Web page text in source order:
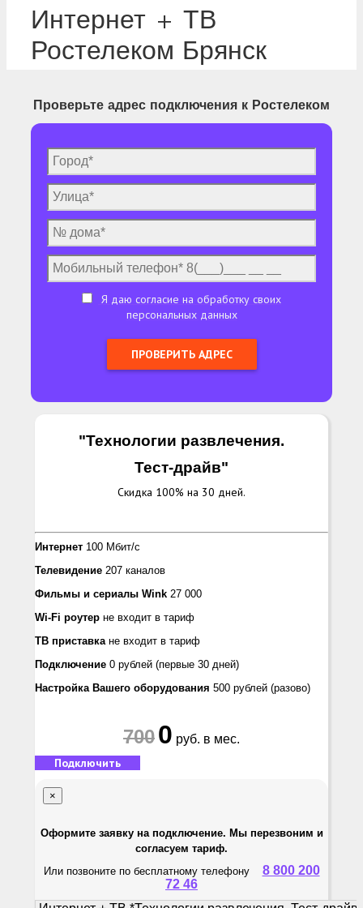
Интернет + ТВ
Ростелеком Брянск
Проверьте адрес подключения к Ростелеком
Я даю согласие на обработку своих
персональных данных
"Технологии развлечения.
Тест-драйв"
Скидка 100% на 30 дней.
Интернет 100 Мбит/с
Телевидение 207 каналов
Фильмы и сериалы Wink 27 000
Wi-Fi роутер не входит в тариф
ТВ приставкане входит в тариф
Подключение 0 рублей (первые 30 дней)
Настройка Вашего оборудования 500 рублей (разово)
7000 руб. в мес.
Подключить
×
Оформите заявку на подключение. Мы перезвоним и
согласуем тариф.
Или позвоните по бесплатному телефону 8 800 200
72 46